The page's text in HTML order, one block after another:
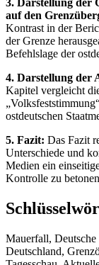
3. Darstellung der
auf den
Kontrast in der
der Grenze
Befehlslage der
4. Darstellung der
Kapitel vergleicht
ostdeutschen
5. Fazit: Das Fazit
Unterschiede und
Medien ein
Kontrolle zu
Mauerfall,
Deutschland,